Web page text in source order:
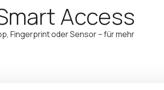
Access
Fingerprint oder Sensor – für mehr